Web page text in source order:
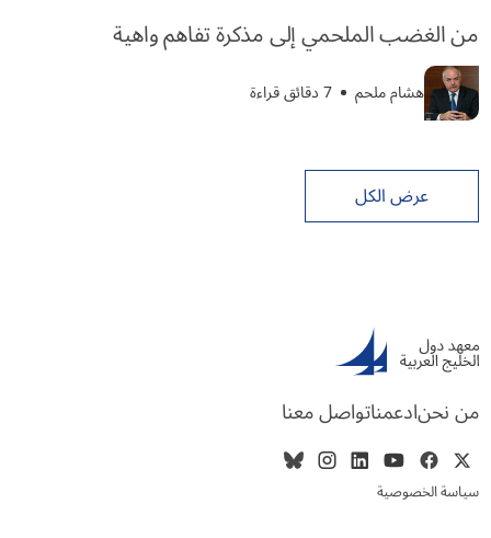
من الغضب الملحمي إلى مذكرة تفاهم واهية
هشام ملحم 7 دقائق قراءة
عرض الكل
من نحنادعمناتواصل معنا
سياسة الخصوصية